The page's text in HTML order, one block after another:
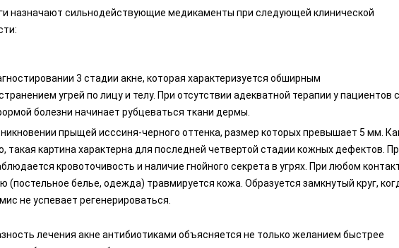
назначают сильнодействующие медикаменты при следующей клинической
3 стадии акне, которая характеризуется обширным
угрей по лицу и телу. При отсутствии адекватной терапии у пациентов с
болезни начинает рубцеваться ткани дермы.
прыщей исссиня-черного оттенка, размер которых превышает 5 мм.
такая картина характерна для последней четвертой стадии кожных дефектов.
кровоточивость и наличие гнойного секрета в угрях. При любом
(постельное белье, одежда) травмируется кожа. Образуется замкнутый круг,
не успевает регенерироваться.
лечения акне антибиотиками объясняется не только желанием быстрее